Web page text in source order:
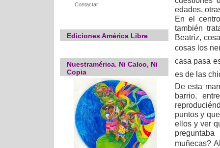
Contactar
Ediciones América Libre
Nuestramérica. Ni Calco, Ni
Copia
edades,
En el
también
Beatriz,
cosas los
casa pasa
es de las
De esta
barrio,
puntos y
ellos y ver
muñecas?